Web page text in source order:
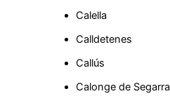
Calella
Calldetenes
Callús
Calonge de Segarra